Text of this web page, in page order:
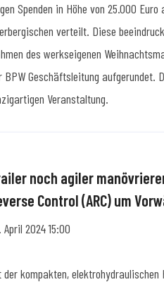
Spenden in Höhe von 25.000
verteilt. Diese
des werkseigenen
BPW Geschäftsleitung aufgerundet.
Veranstaltung.
noch agiler
Control (ARC) um
April 2024 15:00
der kompakten, elektrohydraulischen